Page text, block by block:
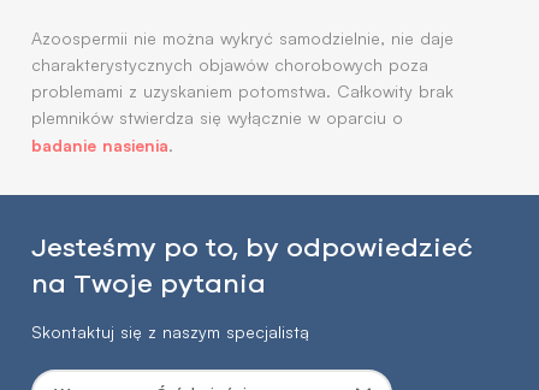
Azoospermii nie można wykryć samodzielnie, nie daje
charakterystycznych objawów chorobowych poza
problemami z uzyskaniem potomstwa. Całkowity brak
plemników stwierdza się wyłącznie w oparciu o
badanie nasienia.
Jesteśmy po to, by odpowiedzieć
na Twoje pytania
Skontaktuj się z naszym specjalistą